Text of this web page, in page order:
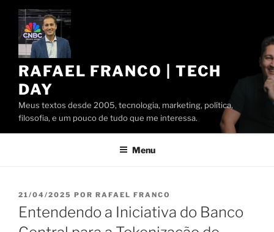
Pular
conteúdo
RAFAEL FRANCO | TECH
DAY
Meus textos desde 2005, tecnologia, marketing, política,
filosofia, e um pouco de tudo que me interessa.
Menu
PUBLICADO
EM
21/04/2025 POR RAFAEL FRANCO
Entendendo a Iniciativa do Banco